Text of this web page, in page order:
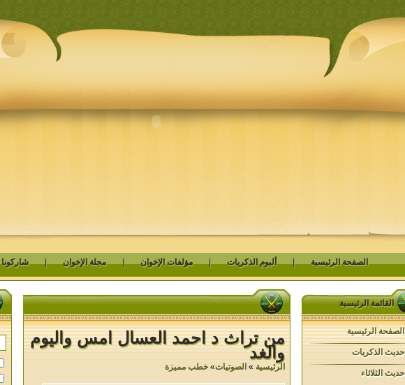
الصفحة الرئيسية | ألبوم الذكريات | مؤلفات الإخوان | مجلة الإخوان | شاركونا
القائمة الرئيسية
الصفحة الرئيسية
حديث الذكريات
حديث الثلاثاء
من تراث د احمد العسال امس واليوم
والغد
الرئيسية » الصوتيات»خطب مميزة